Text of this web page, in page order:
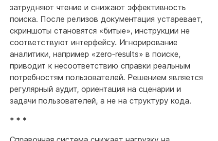
затрудняют чтение и снижают эффективность
поиска. После релизов документация устаревает,
скриншоты становятся «битые», инструкции не
соответствуют интерфейсу. Игнорирование
аналитики, например «zero-results» в поиске,
приводит к несоответствию справки реальным
потребностям пользователей. Решением является
регулярный аудит, ориентация на сценарии и
задачи пользователей, а не на структуру кода.
* * *